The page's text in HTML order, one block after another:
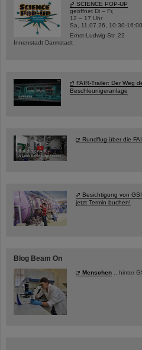
SCIENCE POP-UP
geöffnet Di – Fr,
12 – 17 Uhr
Sa, 11.07.26, 10:30-
Ernst-Ludwig-Str. 22
Innenstadt Darmstadt
FAIR-Trailer: Der Weg
Beschleunigeranlage
Rundflug über die
Besichtigung von
jetzt Termin buchen!
Blog Beam On
Menschen ...hinter